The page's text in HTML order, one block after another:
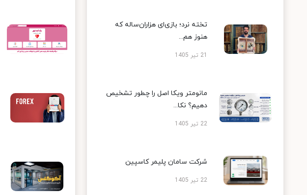
تخته نرد؛ بازی‌ای هزاران‌ساله که
هنوز هم...
21 تیر 1405
مانومتر ویکا اصل را چطور تشخیص
دهیم؟ نکا...
22 تیر 1405
شرکت سامان پلیمر کاسپین
22 تیر 1405